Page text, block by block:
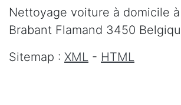
Nettoyage voiture à domicile
Brabant Flamand 3450
Sitemap : XML - HTML